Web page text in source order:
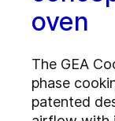
oven
The GEA
phase
patented